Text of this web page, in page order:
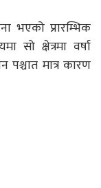
भएको प्रारम्भिक
सो क्षेत्रमा वर्षा
मात्र कारण